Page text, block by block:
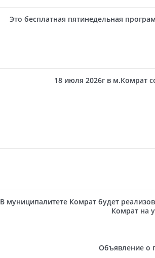
Это бесплатная пятинедельная
18 июля 2026г в м.Комрат
В муниципалитете Комрат будет
Комрат на
Объявление о